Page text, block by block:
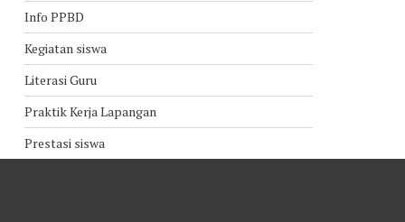
Info PPBD
Kegiatan siswa
Literasi Guru
Praktik Kerja Lapangan
Prestasi siswa